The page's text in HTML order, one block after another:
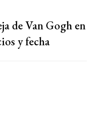
de Van Gogh en
y fecha